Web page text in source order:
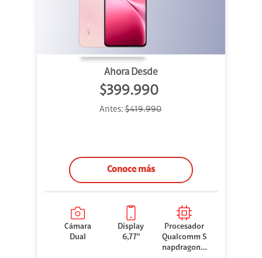
Ahora Desde
$399.990
Antes:$419.990
Conoce más
Cámara
Dual
Display
6,77"
Procesador
Qualcomm S
napdragon 7